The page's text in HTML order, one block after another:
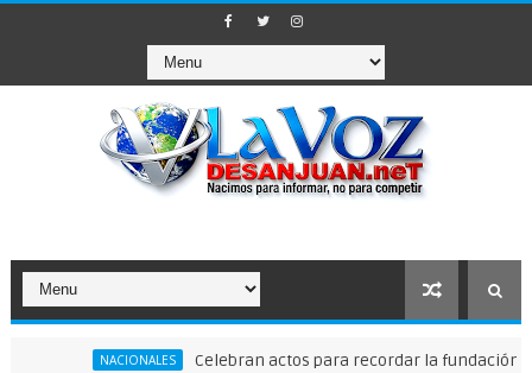
NACIONALES Celebran actos para recordar la fundación de Santo